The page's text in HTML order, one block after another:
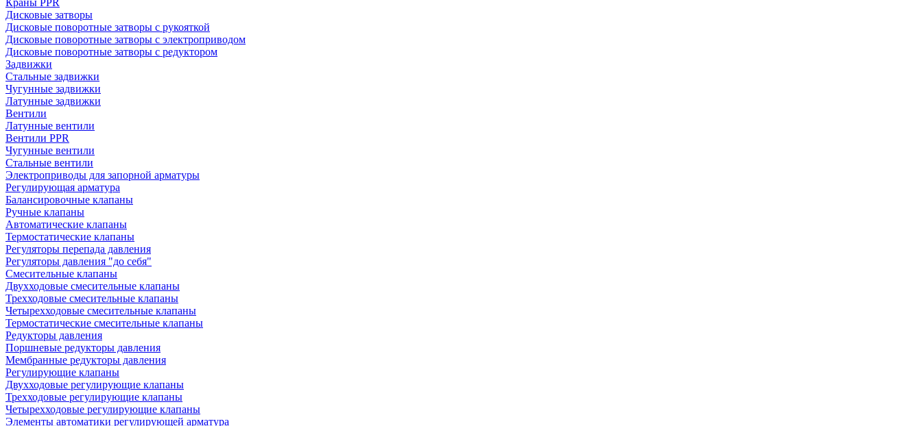
Краны PPR
Дисковые затворы
Дисковые поворотные затворы с рукояткой
Дисковые поворотные затворы с электроприводом
Дисковые поворотные затворы с редуктором
Задвижки
Стальные задвижки
Чугунные задвижки
Латунные задвижки
Вентили
Латунные вентили
Вентили PPR
Чугунные вентили
Стальные вентили
Электроприводы для запорной арматуры
Регулирующая арматура
Балансировочные клапаны
Ручные клапаны
Автоматические клапаны
Термостатические клапаны
Регуляторы перепада давления
Регуляторы давления "до себя"
Смесительные клапаны
Двухходовые смесительные клапаны
Трехходовые смесительные клапаны
Четырехходовые смесительные клапаны
Термостатические смесительные клапаны
Редукторы давления
Поршневые редукторы давления
Мембранные редукторы давления
Регулирующие клапаны
Двухходовые регулирующие клапаны
Трехходовые регулирующие клапаны
Четырехходовые регулирующие клапаны
Элементы автоматики регулирующей арматура